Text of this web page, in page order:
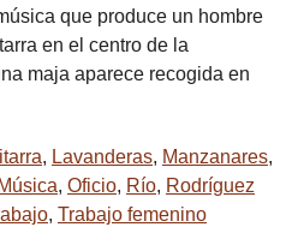
que produce un hombre
en el centro de la
maja aparece recogida en
, Lavanderas, Manzanares,
Música, Oficio, Río, Rodríguez
, Trabajo femenino